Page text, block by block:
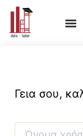
Μετάβαση
περιεχόμενο
Γεια σου,